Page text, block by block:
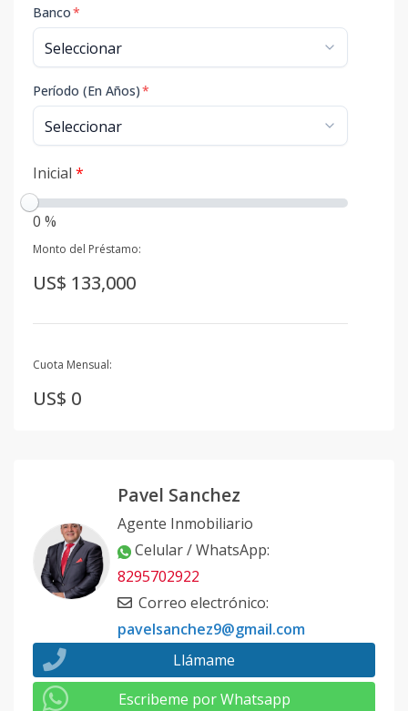
Banco*
Período (En Años)*
Inicial *
0 %
Monto del Préstamo:
US$ 133,000
Cuota Mensual:
US$ 0
Pavel Sanchez
Agente Inmobiliario
Celular / WhatsApp:
8295702922
Correo electrónico:
pavelsanchez9@gmail.com
Llámame
Escribeme por Whatsapp